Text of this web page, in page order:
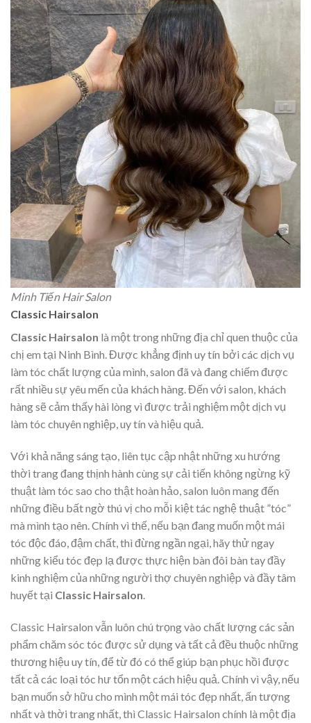
Minh Tiến Hair Salon
Classic Hairsalon
Classic Hairsalon là một trong những địa chỉ quen thuộc của
chị em tại Ninh Bình. Được khẳng định uy tín bởi các dịch vụ
làm tóc chất lượng của mình, salon đã và đang chiếm được
rất nhiều sự yêu mến của khách hàng. Đến với salon, khách
hàng sẽ cảm thấy hài lòng vì được trải nghiệm một dịch vụ
làm tóc chuyên nghiệp, uy tín và hiệu quả.
Với khả năng sáng tạo, liên tục cập nhật những xu hướng
thời trang đang thịnh hành cùng sự cải tiến không ngừng kỹ
thuật làm tóc sao cho thật hoàn hảo, salon luôn mang đến
những điều bất ngờ thú vị cho mỗi kiệt tác nghệ thuật ”tóc”
mà mình tạo nên. Chính vì thế, nếu bạn đang muốn một mái
tóc độc đáo, đậm chất, thì đừng ngần ngại, hãy thử ngay
những kiểu tóc đẹp lạ được thực hiện bàn đôi bàn tay đầy
kinh nghiệm của những người thợ chuyên nghiệp và đầy tâm
huyết tại Classic Hairsalon.
Classic Hairsalon vẫn luôn chú trọng vào chất lượng các sản
phẩm chăm sóc tóc được sử dụng và tất cả đều thuộc những
thương hiệu uy tín, để từ đó có thể giúp bạn phục hồi được
tất cả các loại tóc hư tổn một cách hiệu quả. Chính vì vậy, nếu
bạn muốn sở hữu cho mình một mái tóc đẹp nhất, ấn tượng
nhất và thời trang nhất, thì Classic Hairsalon chính là một địa